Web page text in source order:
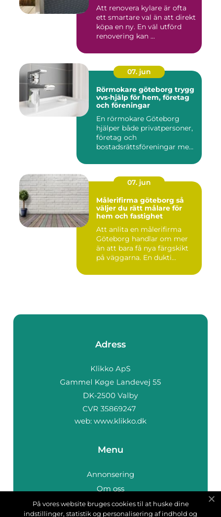
Att renovera kylare är ofta
ett smartare val än att direkt
köpa en ny. En väl utförd
renovering kan ...
07. jun
Rörmokare göteborg trygg
vvs-hjälp för hem, företag
och föreningar
En rörmokare Göteborg
hjälper både privatpersoner,
företag och
bostadsrättsföreningar med
07. jun
Målerifirma göteborg så
väljer du rätt målare för
hem och fastighet
Att anlita en målerifirma
Göteborg handlar om mer
än att bara få nya färgskikt
på väggarna. En dukti...
Adress
web: www.klikko.dk
Menu
Annonsering
Om oss
Cookies
På vores website bruges cookies til at huske dine
indstillinger, statistik og personalisering af indhold og